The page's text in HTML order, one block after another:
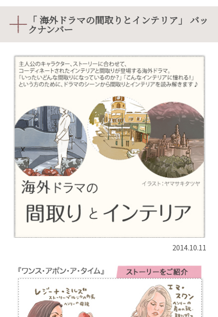
「 海外ドラマの間取りとインテリア」 バッ
クナンバー
2014.10.11